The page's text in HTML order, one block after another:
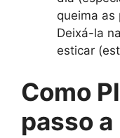
queima as
Deixá-la
esticar
Como
passo